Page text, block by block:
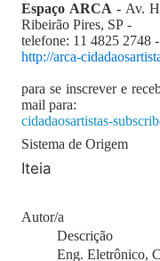
Espaço ARCA - Av.
Ribeirão Pires, SP -
telefone: 11 4825 2748 -
http://arca-
para se inscrever e
mail para:
cidadaosartistas-
Sistema de Origem
Iteia
Autor/a
Descrição
Eng. Eletrônico,